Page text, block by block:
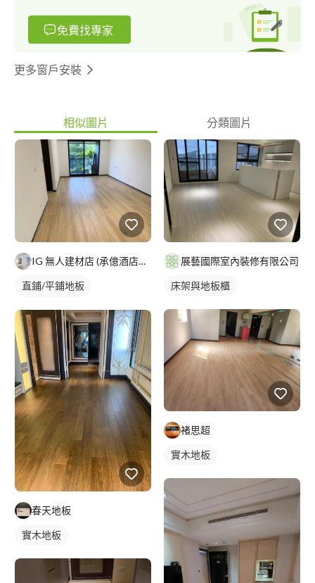
免費找專家
更多窗戶安裝
相似圖片 分類圖片
IG 無人建材店 (承億酒店新館裝潢中)
直鋪/平鋪地板
春天地板
實木地板
展藝國際室內裝修有限公司
床架與地板櫃
褚思超
實木地板